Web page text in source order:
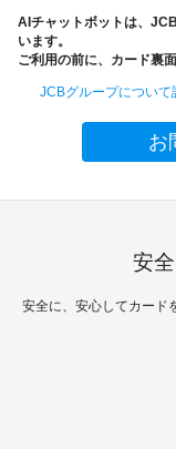
AIチャットボットは、
います。
ご利用の前に、カード裏
JCBグループについて
お
安
安全に、安心してカード